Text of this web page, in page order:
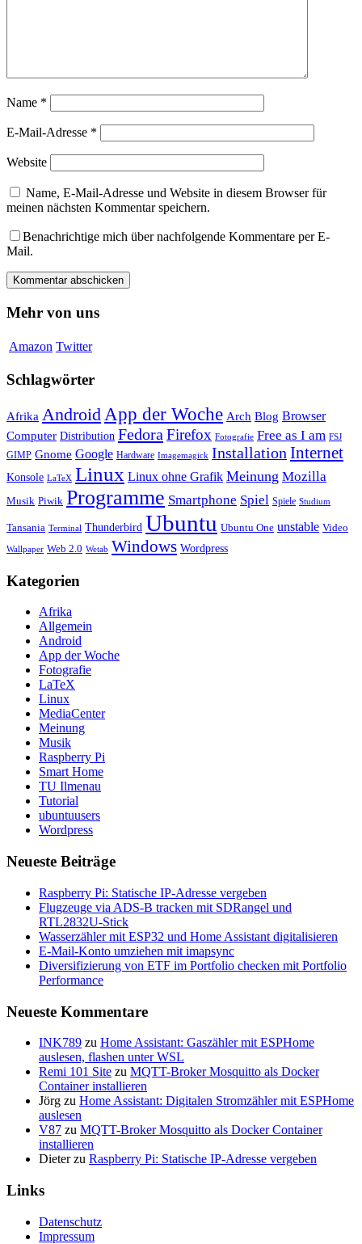
Name *
E-Mail-Adresse *
Website
Name, E-Mail-Adresse und Website in diesem Browser für
meinen nächsten Kommentar speichern.
Benachrichtige mich über nachfolgende Kommentare per E-
Mail.
Mehr von uns
Amazon Twitter
Schlagwörter
Afrika Android App der Woche Arch Blog Browser
Computer Distribution Fedora Firefox Fotografie Free as I am FSJ
GIMP Gnome Google Hardware Imagemagick Installation Internet
Konsole LaTeX Linux Linux ohne Grafik Meinung Mozilla
Musik Piwik Programme Smartphone Spiel Spiele Studium
Tansania Terminal Thunderbird Ubuntu Ubuntu One unstable Video
Wallpaper Web 2.0 Wetab Windows Wordpress
Kategorien
Afrika
Allgemein
Android
App der Woche
Fotografie
LaTeX
Linux
MediaCenter
Meinung
Musik
Raspberry Pi
Smart Home
TU Ilmenau
Tutorial
ubuntuusers
Wordpress
Neueste Beiträge
Raspberry Pi: Statische IP-Adresse vergeben
Flugzeuge via ADS-B tracken mit SDRangel und
RTL2832U-Stick
Wasserzähler mit ESP32 und Home Assistant digitalisieren
E-Mail-Konto umziehen mit imapsync
Diversifizierung von ETF im Portfolio checken mit Portfolio
Performance
Neueste Kommentare
INK789 zu Home Assistant: Gaszähler mit ESPHome
auslesen, flashen unter WSL
Remi 101 Site zu MQTT-Broker Mosquitto als Docker
Container installieren
Jörg zu Home Assistant: Digitalen Stromzähler mit ESPHome
auslesen
V87 zu MQTT-Broker Mosquitto als Docker Container
installieren
Dieterzu Raspberry Pi: Statische IP-Adresse vergeben
Links
Datenschutz
Impressum